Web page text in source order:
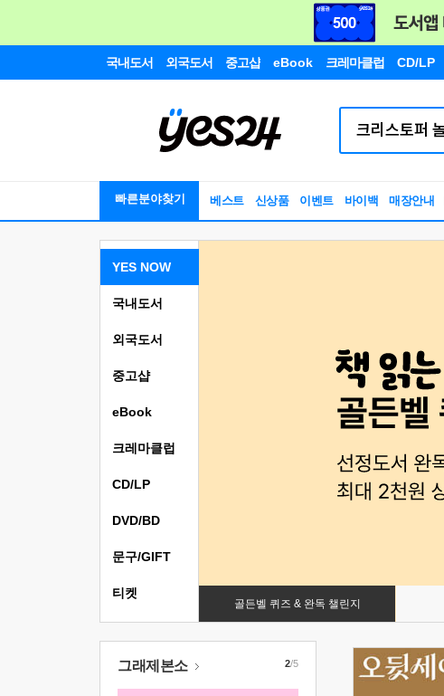
국내도서 외국도서 중고샵 eBook 크레마클럽 CD/LP
빠른분야찾기 베스트 신상품 이벤트 바이백 매장안내
YES NOW
골든벨 퀴즈 & 완독 챌린지
국내도서
외국도서
중고샵
eBook
크레마클럽
CD/LP
DVD/BD
문구/GIFT
티켓
그래제본소 2/5